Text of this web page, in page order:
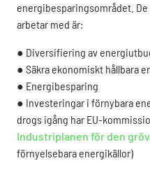
energibesparingsområdet.
arbetar med är:
● Diversifiering av
● Säkra ekonomiskt hållbara
● Energibesparing
● Investeringar i förnybara
drogs igång har EU-
Industriplanen för den
förnyelsebara energikällor)